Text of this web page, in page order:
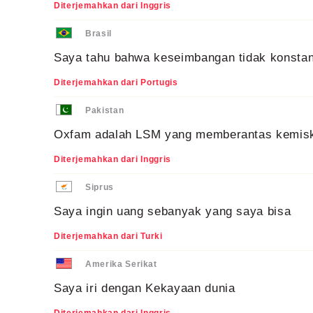
Diterjemahkan dari Inggris
Brasil
Saya tahu bahwa keseimbangan tidak
Diterjemahkan dari Portugis
Pakistan
Oxfam adalah LSM yang memberantas
Diterjemahkan dari Inggris
Siprus
Saya ingin uang sebanyak yang saya bisa
Diterjemahkan dari Turki
Amerika Serikat
Saya iri dengan Kekayaan dunia